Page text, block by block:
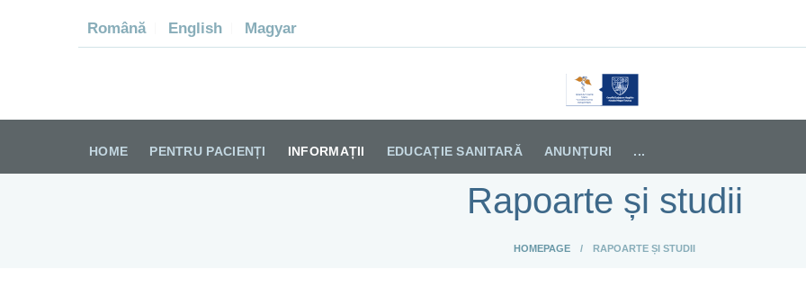
Română English Magyar
SPITALUL DE PSIHIATRIE
HOME PENTRU PACIENȚI INFORMAȚII EDUCAȚIE SANITARĂ ANUNȚURI ...
Rapoarte și studii
HOMEPAGE RAPOARTE ȘI STUDII